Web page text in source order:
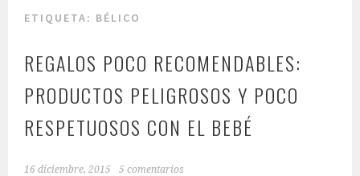
ETIQUETA: BÉLICO
REGALOS POCO RECOMENDABLES:
PRODUCTOS PELIGROSOS Y POCO
RESPETUOSOS CON EL BEBÉ
16 diciembre, 2015 5 comentarios